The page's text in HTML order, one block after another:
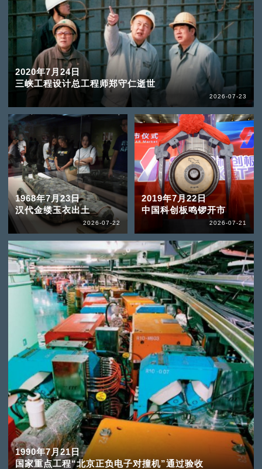
2020年7月24日
三峡工程设计总工程师郑守仁逝世
2026-07-23
1968年7月23日
汉代金缕玉衣出土
2026-07-22
2019年7月22日
中国科创板鸣锣开市
2026-07-21
1990年7月21日
国家重点工程“北京正负电子对撞机”通过验收